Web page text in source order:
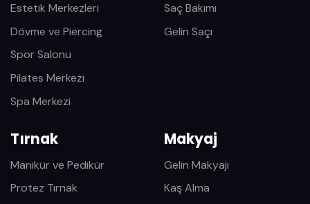
Estetik Merkezleri
Dövme ve Piercing
Spor Salonu
Pilates Merkezi
Spa Merkezi
Saç Bakımı
Gelin Saçı
Tırnak
Manikür ve Pedikür
Protez Tırnak
Makyaj
Gelin Makyajı
Kaş Alma